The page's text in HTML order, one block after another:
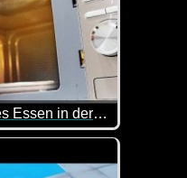
Warum macht manches Essen in der Mikrowelle Boom
gar keine gute Idee ;-)